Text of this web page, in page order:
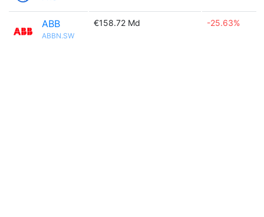
ABB
ABBN.SW
€158.72 Md -25.63%